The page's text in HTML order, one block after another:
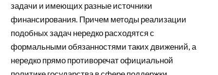
задачи и имеющих разные источники
финансирования. Причем методы реализации
подобных задач нередко расходятся с
формальными обязанностями таких движений, а
нередко прямо противоречат официальной